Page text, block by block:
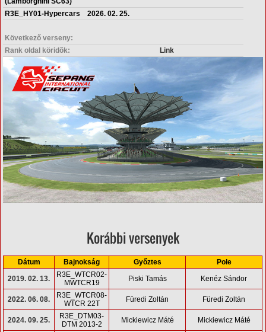
R3E_HY01-Hypercars 2026. 02. 25.
Következő verseny:
Rank oldal köridõk:
Link
Korábbi versenyek
Dátum Bajnokság Győztes
Pole
2019. 02. 13.
R3E_WTCR02-
MWTCR19
Piski Tamás Kenéz Sándor
2022. 06. 08.
R3E_WTCR08-
WTCR 22T
Füredi Zoltán Füredi Zoltán
2024. 09. 25.
R3E_DTM03-
DTM 2013-2
Mickiewicz Máté Mickiewicz Máté